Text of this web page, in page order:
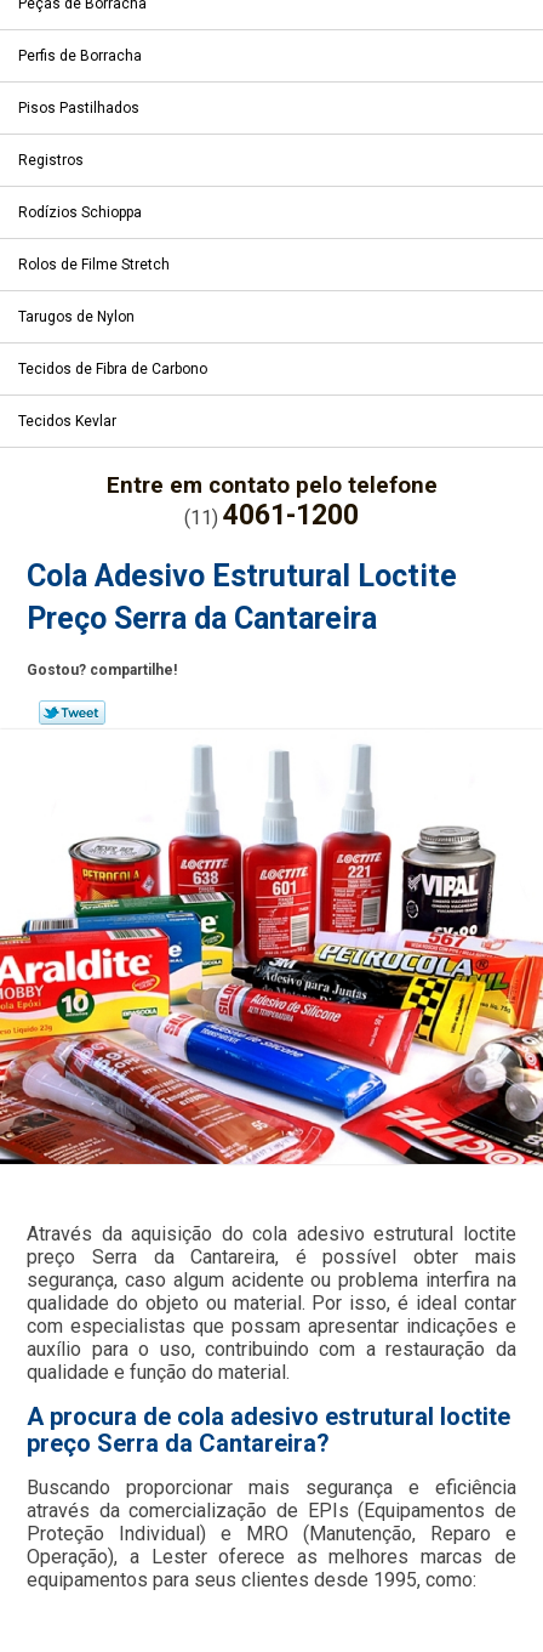
Peças de Borracha
Perfis de Borracha
Pisos Pastilhados
Registros
Rodízios Schioppa
Rolos de Filme Stretch
Tarugos de Nylon
Tecidos de Fibra de Carbono
Tecidos Kevlar
Entre em contato pelo telefone
(11) 4061-1200
Cola Adesivo Estrutural Loctite
Preço Serra da Cantareira
Gostou? compartilhe!
Através da aquisição do cola adesivo estrutural loctite
preço Serra da Cantareira, é possível obter mais
segurança, caso algum acidente ou problema interfira na
qualidade do objeto ou material. Por isso, é ideal contar
com especialistas que possam apresentar indicações e
auxílio para o uso, contribuindo com a restauração da
qualidade e função do material.
A procura de cola adesivo estrutural loctite
preço Serra da Cantareira?
Buscando proporcionar mais segurança e eficiência
através da comercialização de EPIs (Equipamentos de
Proteção Individual) e MRO (Manutenção, Reparo e
Operação), a Lester oferece as melhores marcas de
equipamentos para seus clientes desde 1995, como: